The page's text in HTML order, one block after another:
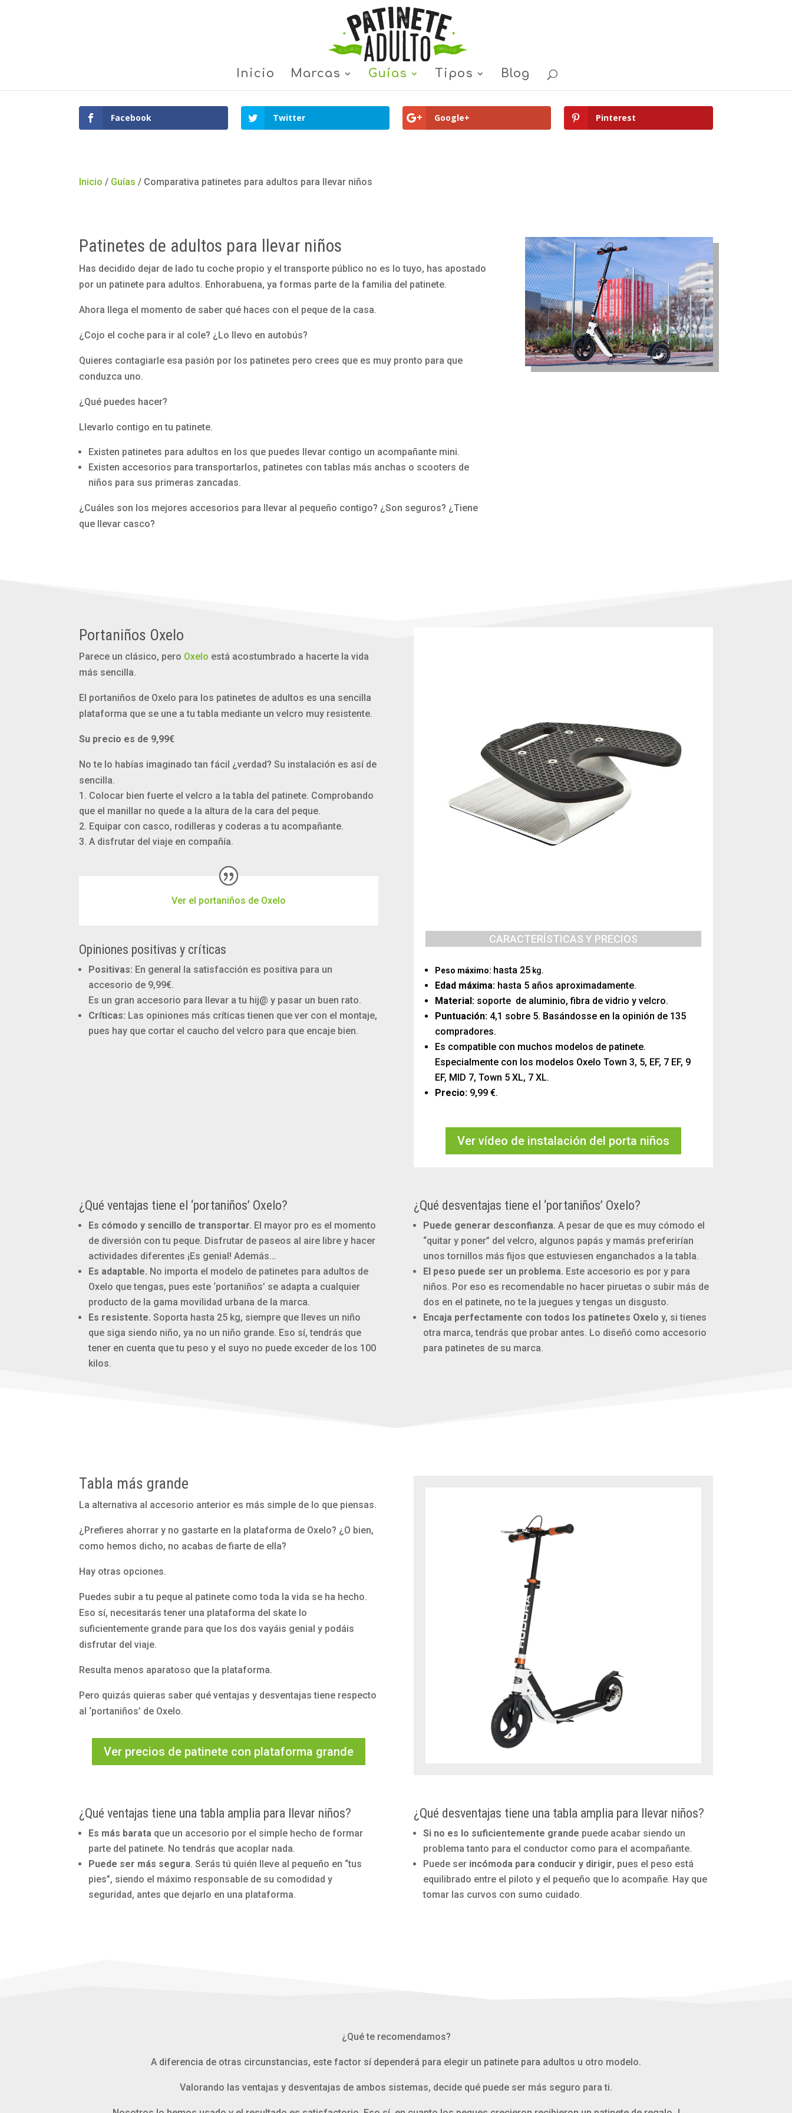
Inicio Marcas Guías Tipos Blog
Facebook Twitter Google+ Pinterest
Inicio / Guías / Comparativa patinetes para adultos para llevar niños
Patinetes de adultos para llevar niños
Has decidido dejar de lado tu coche propio y el transporte público no es lo tuyo, has apostado
por un patinete para adultos. Enhorabuena, ya formas parte de la familia del patinete.
Ahora llega el momento de saber qué haces con el peque de la casa.
¿Cojo el coche para ir al cole? ¿Lo llevo en autobús?
Quieres contagiarle esa pasión por los patinetes pero crees que es muy pronto para que
conduzca uno.
¿Qué puedes hacer?
Llevarlo contigo en tu patinete.
Existen patinetes para adultos en los que puedes llevar contigo un acompañante mini.
Existen accesorios para transportarlos, patinetes con tablas más anchas o scooters de
niños para sus primeras zancadas.
¿Cuáles son los mejores accesorios para llevar al pequeño contigo? ¿Son seguros? ¿Tiene
que llevar casco?
Portaniños Oxelo
Parece un clásico, pero Oxelo está acostumbrado a hacerte la vida
más sencilla.
El portaniños de Oxelo para los patinetes de adultos es una sencilla
plataforma que se une a tu tabla mediante un velcro muy resistente.
Su precio es de 9,99€
No te lo habías imaginado tan fácil ¿verdad? Su instalación es así de
sencilla.
Colocar bien fuerte el velcro a la tabla del patinete. Comprobando
que el manillar no quede a la altura de la cara del peque.
Equipar con casco, rodilleras y coderas a tu acompañante.
A disfrutar del viaje en compañía.
Ver el portaniños de Oxelo
Opiniones positivas y críticas
Positivas: En general la satisfacción es positiva para un
accesorio de 9,99€.
Es un gran accesorio para llevar a tu hij@ y pasar un buen rato.
Críticas: Las opiniones más críticas tienen que ver con el montaje,
pues hay que cortar el caucho del velcro para que encaje bien.
CARACTERÍSTICAS Y PRECIOS
Peso máximo: hasta 25kg.
Edad máxima: hasta 5 años aproximadamente.
Material: soporte de aluminio, fibra de vidrio y velcro.
Puntuación: 4,1 sobre 5. Basándosse en la opinión de 135
compradores.
Es compatible con muchos modelos de patinete.
Especialmente con los modelos Oxelo Town 3, 5, EF, 7 EF, 9
EF, MID 7, Town 5 XL, 7 XL.
Precio: 9,99 €.
Ver vídeo de instalación del porta niños
¿Qué ventajas tiene el ‘portaniños’ Oxelo?
Es cómodo y sencillo de transportar. El mayor pro es el momento
de diversión con tu peque. Disfrutar de paseos al aire libre y hacer
actividades diferentes ¡Es genial! Además…
Es adaptable. No importa el modelo de patinetes para adultos de
Oxelo que tengas, pues este ‘portaniños’ se adapta a cualquier
producto de la gama movilidad urbana de la marca.
Es resistente. Soporta hasta 25 kg, siempre que lleves un niño
que siga siendo niño, ya no un niño grande. Eso sí, tendrás que
tener en cuenta que tu peso y el suyo no puede exceder de los 100
kilos.
¿Qué desventajas tiene el ‘portaniños’ Oxelo?
Puede generar desconfianza. A pesar de que es muy cómodo el
“quitar y poner” del velcro, algunos papás y mamás preferirían
unos tornillos más fijos que estuviesen enganchados a la tabla.
El peso puede ser un problema. Este accesorio es por y para
niños. Por eso es recomendable no hacer piruetas o subir más de
dos en el patinete, no te la juegues y tengas un disgusto.
Encaja perfectamente con todos los patinetes Oxelo y, si tienes
otra marca, tendrás que probar antes. Lo diseñó como accesorio
para patinetes de su marca.
Tabla más grande
La alternativa al accesorio anterior es más simple de lo que piensas.
¿Prefieres ahorrar y no gastarte en la plataforma de Oxelo? ¿O bien,
como hemos dicho, no acabas de fiarte de ella?
Hay otras opciones.
Puedes subir a tu peque al patinete como toda la vida se ha hecho.
Eso sí, necesitarás tener una plataforma del skate lo
suficientemente grande para que los dos vayáis genial y podáis
disfrutar del viaje.
Resulta menos aparatoso que la plataforma.
Pero quizás quieras saber qué ventajas y desventajas tiene respecto
al ‘portaniños’ de Oxelo.
Ver precios de patinete con plataforma grande
¿Qué ventajas tiene una tabla amplia para llevar niños?
Es más barata que un accesorio por el simple hecho de formar
parte del patinete. No tendrás que acoplar nada.
Puede ser más segura. Serás tú quién lleve al pequeño en “tus
pies”, siendo el máximo responsable de su comodidad y
seguridad, antes que dejarlo en una plataforma.
¿Qué desventajas tiene una tabla amplia para llevar niños?
Si no es lo suficientemente grande puede acabar siendo un
problema tanto para el conductor como para el acompañante.
Puede ser incómoda para conducir y dirigir, pues el peso está
equilibrado entre el piloto y el pequeño que lo acompañe. Hay que
tomar las curvos con sumo cuidado.
¿Qué te recomendamos?
A diferencia de otras circunstancias, este factor sí dependerá para elegir un patinete para adultos u otro modelo.
Valorando las ventajas y desventajas de ambos sistemas, decide qué puede ser más seguro para ti.